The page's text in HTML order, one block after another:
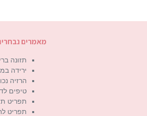
מאמרים
תזונה
ירידה
הרזיה
טיפים
תפריט
תפריט